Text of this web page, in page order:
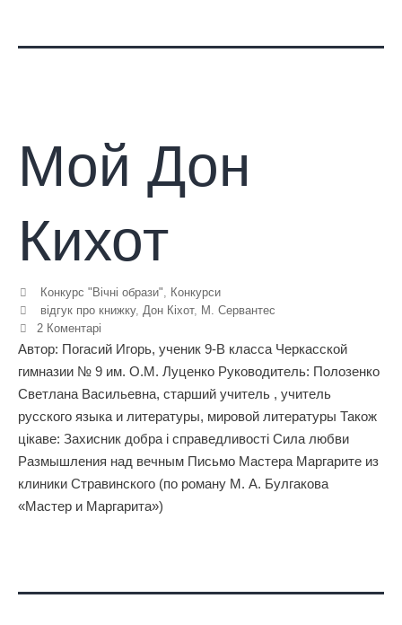
Мой Дон
Кихот
Конкурс "Вічні образи", Конкурси
відгук про книжку, Дон Кіхот, М. Сервантес
2 Коментарі
Автор: Погасий Игорь, ученик 9-В класса Черкасской
гимназии № 9 им. О.М. Луценко Руководитель: Полозенко
Светлана Васильевна, старший учитель , учитель
русского языка и литературы, мировой литературы Також
цікаве: Захисник добра і справедливості Сила любви
Размышления над вечным Письмо Мастера Маргарите из
клиники Стравинского (по роману М. А. Булгакова
«Мастер и Маргарита»)